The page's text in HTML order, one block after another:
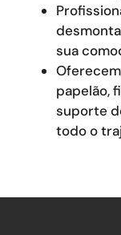
sua
papelão,
suporte
todo o